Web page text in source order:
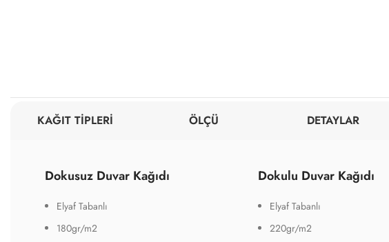
KAĞIT TİPLERİ ÖLÇÜ DETAYLAR
Dokusuz Duvar Kağıdı
Elyaf Tabanlı
180gr/m2
Dokulu Duvar Kağıdı
Elyaf Tabanlı
220gr/m2